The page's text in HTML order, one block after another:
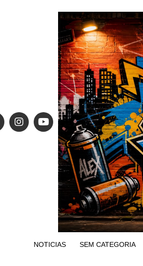
NOTICIAS SEM CATEGORIA